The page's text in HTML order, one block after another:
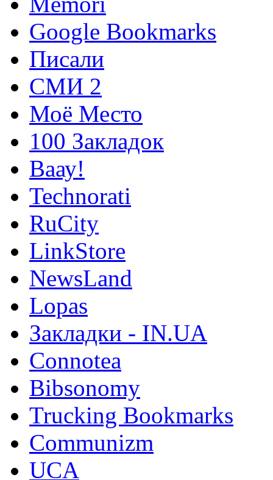
Google Bookmarks
Писали
СМИ 2
Моё Место
100 Закладок
Ваау!
Technorati
RuCity
LinkStore
NewsLand
Lopas
Закладки - IN.UA
Connotea
Bibsonomy
Trucking Bookmarks
Communizm
UCA